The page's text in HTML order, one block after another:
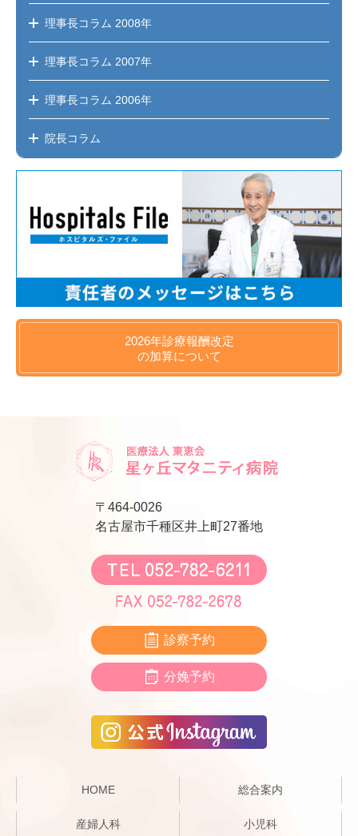
理事長コラム 2008年
理事長コラム 2007年
理事長コラム 2006年
院長コラム
2026年診療報酬改定
の加算について
〒464-0026
名古屋市千種区井上町27番地
診察予約
分娩予約
HOME 総合案内
産婦人科 小児科